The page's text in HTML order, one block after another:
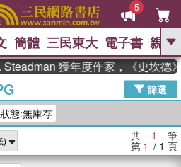
5
GO
熱搜： 高希均教授回憶錄
、 The Odyssey 、 父親節 、 如果歷
史是一群喵
獎 臺灣漫遊錄 、 方念華 、 台灣的李
登輝時代
數學女孩：黎曼猜想 、
偉大的迷走神經
簡體 三民東大 電子書 親子
獲年度作家，《史坎德
篩選
態:無庫存
共 1 筆
第 1 / 1 頁